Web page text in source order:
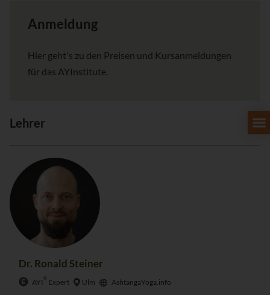
Anmeldung
Hier geht's zu den Preisen und Kursanmeldungen
für das AYInstitute.
Lehrer
Dr. Ronald Steiner
AYI ® Expert Ulm AshtangaYoga.info